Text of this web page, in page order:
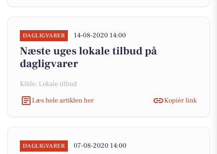
DAGLIGVARER 14-08-2020 14:00
Næste uges lokale tilbud på
dagligvarer
Kilde: Lokale tilbud
Læs hele artiklen her
Kopiér link
DAGLIGVARER 07-08-2020 14:00